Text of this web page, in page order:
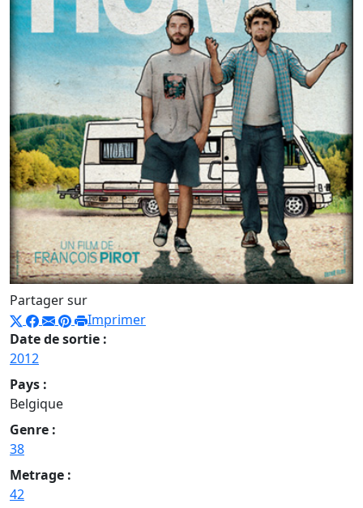
Partager sur
Imprimer
Date de sortie :
2012
Pays :
Belgique
Genre :
38
Metrage :
42